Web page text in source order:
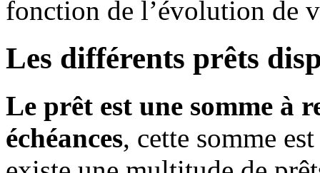
fonction de l’évolution de
Les différents prêts
Le prêt est une somme à
échéances, cette somme